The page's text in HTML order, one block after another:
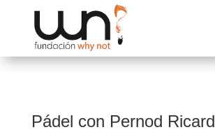
Pádel con Pernod Ricard